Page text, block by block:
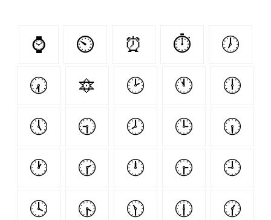
⌚ ⏲ ⏰ ⏱ 🕖
🕢 🔯 🕑 🕚 🕕
🕔 🕤 🕗 🕒 🕡
🕐 🕝 🕛 🕞 🕘
🕓 🕟 🕦 🕧 🕜